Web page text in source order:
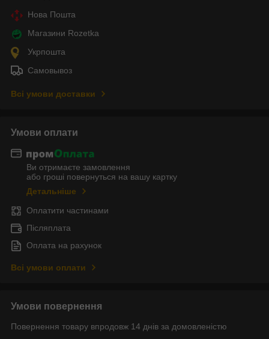
Нова Пошта
Магазини Rozetka
Укрпошта
Самовывоз
Всі умови доставки
Умови оплати
Ви отримаєте замовлення
або гроші повернуться на вашу картку
Детальніше
Оплатити частинами
Післяплата
Оплата на рахунок
Всі умови оплати
Умови повернення
Повернення товару впродовж 14 днів за домовленістю